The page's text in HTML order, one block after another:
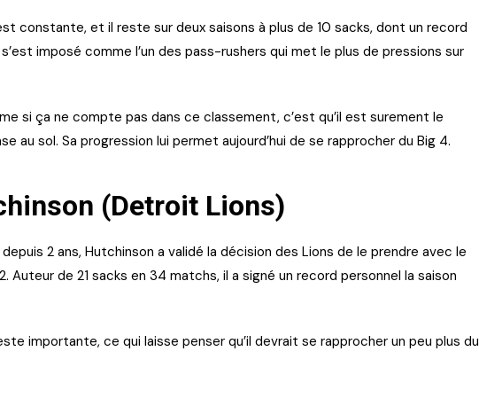
constante, et il reste sur deux saisons à plus de 10 sacks, dont un record
imposé comme l’un des pass-rushers qui met le plus de pressions sur
si ça ne compte pas dans ce classement, c’est qu’il est surement le
au sol. Sa progression lui permet aujourd’hui de se rapprocher du Big 4.
(Detroit Lions)
2 ans, Hutchinson a validé la décision des Lions de le prendre avec le
Auteur de 21 sacks en 34 matchs, il a signé un record personnel la saison
importante, ce qui laisse penser qu’il devrait se rapprocher un peu plus du